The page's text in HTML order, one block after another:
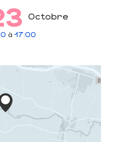
Octobre
à 17:00